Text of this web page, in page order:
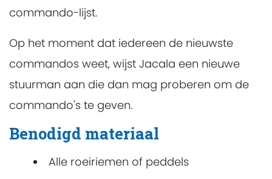
commando-lijst.
Op het moment dat iedereen de nieuwste
commandos weet, wijst Jacala een nieuwe
stuurman aan die dan mag proberen om de
commando's te geven.
Benodigd materiaal
Alle roeiriemen of peddels